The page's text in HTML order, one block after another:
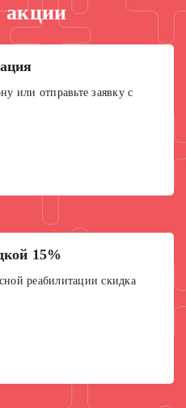
или отправьте заявку с
15%
реабилитации скидка